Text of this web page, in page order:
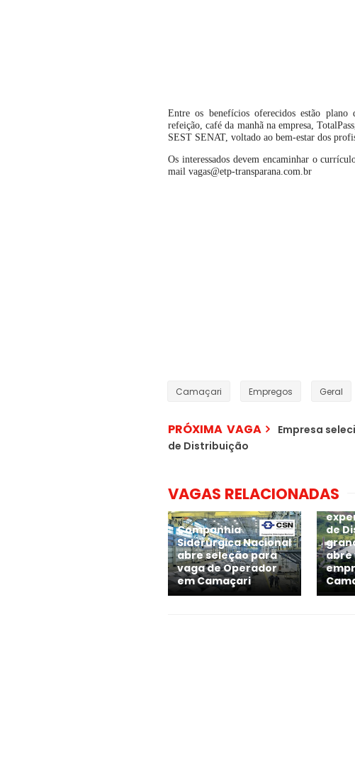
Entre os benefícios oferecidos estão
refeição, café da manhã na empresa,
SEST SENAT, voltado ao bem-estar dos
Os interessados devem encaminhar o
mail vagas@etp-transparana.com.br
Camaçari Empregos Geral
PRÓXIMA VAGA
Empresa
de Distribuição
VAGAS RELACIONADAS
Companhia
Siderúrgica Nacional
abre seleção para
vaga de Operador
em Camaçari
de
abre